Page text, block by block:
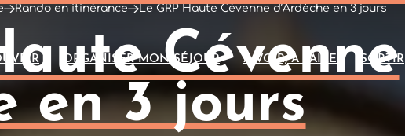
ORGANISER MON SÉJOUR A VOIR, À FAIRE SORTIR
Rando en itinérance Le GRP Haute Cévenne d’Ardèche en 3 jours
Cévenne
en 3 jours